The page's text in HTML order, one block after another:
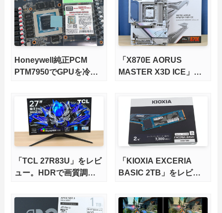
徹底検証
Honeywell純正PCM
PTM7950でGPUを冷や
「X870E AORUS
MASTER X3D ICE」を
さらに高速にする完全版
X870Eマザーボードを徹
底検証
「TCL 27R83U」をレビ
ュー。HDRで画質調整
輝度も発揮！
「KIOXIA EXCERIA
BASIC 2TB」をレビュ
力、高性能、高コスパを
実現！